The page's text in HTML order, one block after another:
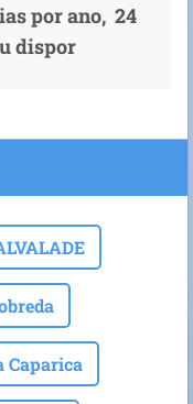
por ano, 24
dispor
Caparica